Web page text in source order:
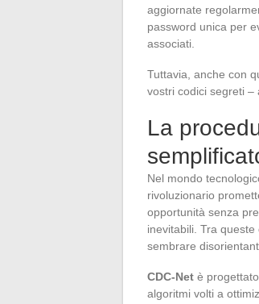
aggiornate
password unica per
associati.
Tuttavia, anche con
vostri codici segreti –
La
Nel mondo
rivoluzionario
opportunità senza
inevitabili. Tra
sembrare
CDC-Net è
algoritmi volti a